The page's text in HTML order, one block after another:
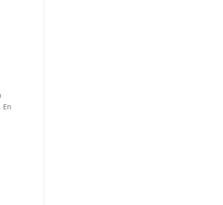
En